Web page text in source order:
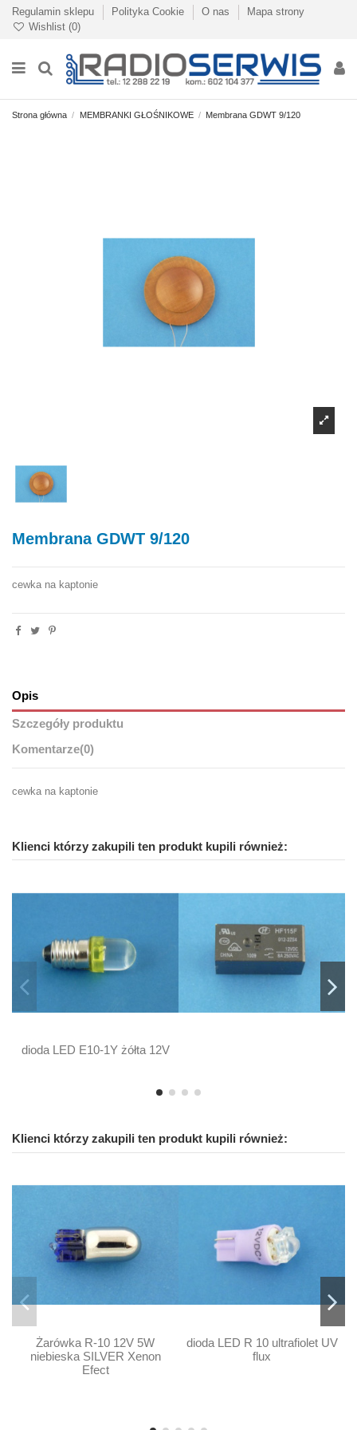
Regulamin sklepu Polityka Cookie O nas
Mapa strony
Wishlist (0)
Strona główna MEMBRANKI GŁOŚNIKOWE Membrana GDWT 9/120
Membrana GDWT 9/120
cewka na kaptonie
Opis
Szczegóły produktu
Komentarze(0)
cewka na kaptonie
Klienci którzy zakupili ten produkt kupili również:
dioda LED E10-1Y żółta 12V
Klienci którzy zakupili ten produkt kupili również:
Żarówka R-10 12V 5W
niebieska SILVER Xenon
Efect
dioda LED R 10 ultrafiolet UV
flux